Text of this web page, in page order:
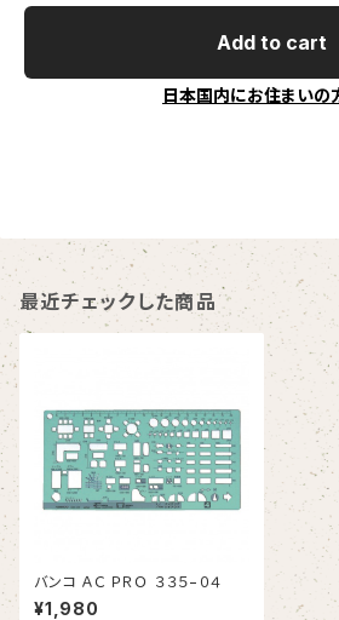
Add to cart
日本国内にお住まいの
最近チェックした商品
バンコ ＡＣ ＰＲＯ ３３５−０４
¥1,980